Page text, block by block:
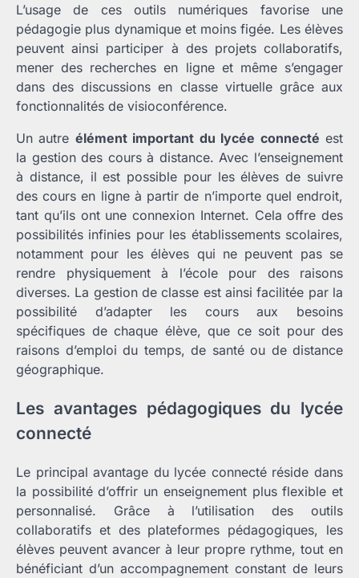
L’usage de ces outils numériques favorise une
pédagogie plus dynamique et moins figée. Les élèves
peuvent ainsi participer à des projets collaboratifs,
mener des recherches en ligne et même s’engager
dans des discussions en classe virtuelle grâce aux
fonctionnalités de visioconférence.
Un autre élément important du lycée connecté est
la gestion des cours à distance. Avec l’enseignement
à distance, il est possible pour les élèves de suivre
des cours en ligne à partir de n’importe quel endroit,
tant qu’ils ont une connexion Internet. Cela offre des
possibilités infinies pour les établissements scolaires,
notamment pour les élèves qui ne peuvent pas se
rendre physiquement à l’école pour des raisons
diverses. La gestion de classe est ainsi facilitée par la
possibilité d’adapter les cours aux besoins
spécifiques de chaque élève, que ce soit pour des
raisons d’emploi du temps, de santé ou de distance
géographique.
Les avantages pédagogiques du lycée
connecté
Le principal avantage du lycée connecté réside dans
la possibilité d’offrir un enseignement plus flexible et
personnalisé. Grâce à l’utilisation des outils
collaboratifs et des plateformes pédagogiques, les
élèves peuvent avancer à leur propre rythme, tout en
bénéficiant d’un accompagnement constant de leurs